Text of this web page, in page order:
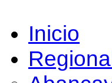
Inicio